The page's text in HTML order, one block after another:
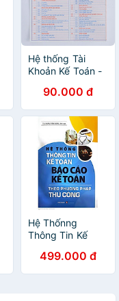
Hệ thống Tài
Khoản Kế Toán -
90.000 đ
Hệ Thốnng
Thông Tin Kế
Toán Theo
Phương Pháp
499.000 đ